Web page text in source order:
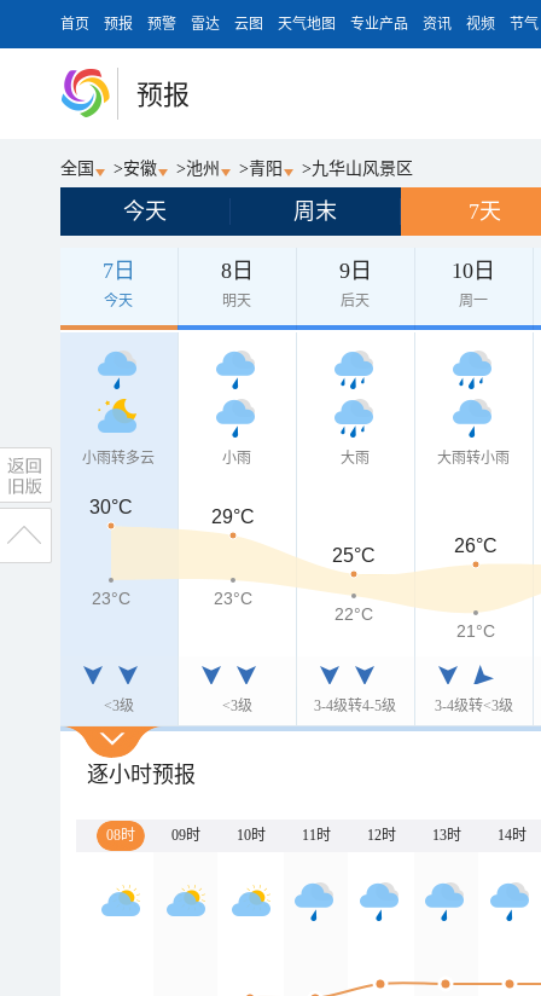
首页 预报 预警 雷达 云图 天气地图 专业产品 资讯 视频 节气
预报
全国 >安徽 >池州 >青阳 >九华山风景区
今天 周末 7天
7日
今天
8日
明天
9日
后天
10日
周一
小雨转多云
<3级
小雨
<3级
大雨
3-4级转4-5级
大雨转小雨
3-4级转<3级
30°C
29°C
25°C
26°C
23°C
23°C
22°C
21°C
逐小时预报
08时 09时 10时 11时 12时 13时 14时